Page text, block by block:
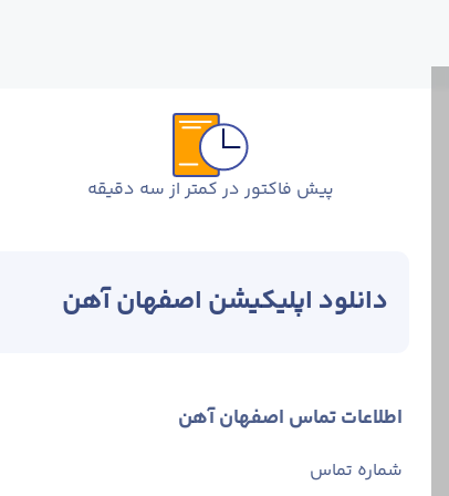
پیش فاکتور در کمتر از سه دقیقه
دانلود اپلیکیشن اصفهان آهن
اطلاعات تماس اصفهان آهن
شماره تماس